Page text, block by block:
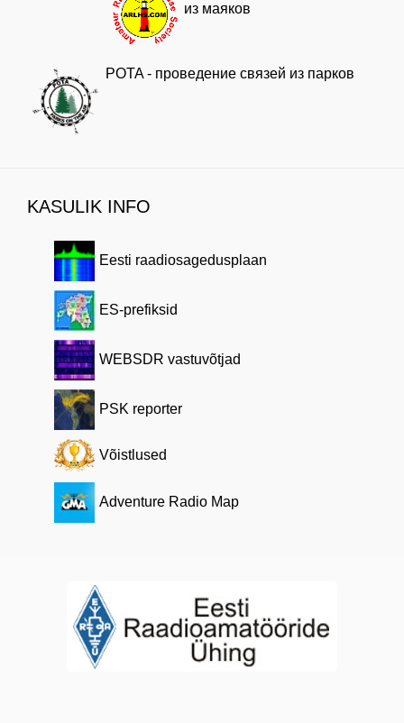
из маяков
POTA - проведение связей из парков
KASULIK INFO
Eesti raadiosagedusplaan
ES-prefiksid
WEBSDR vastuvõtjad
PSK reporter
Võistlused
Adventure Radio Map